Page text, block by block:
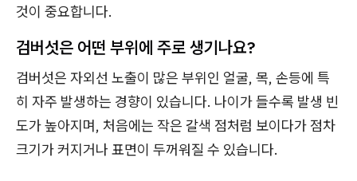
것이 중요합니다.
검버섯은 어떤 부위에 주로 생기나요?
검버섯은 자외선 노출이 많은 부위인 얼굴, 목, 손등에 특
히 자주 발생하는 경향이 있습니다. 나이가 들수록 발생 빈
도가 높아지며, 처음에는 작은 갈색 점처럼 보이다가 점차
크기가 커지거나 표면이 두꺼워질 수 있습니다.